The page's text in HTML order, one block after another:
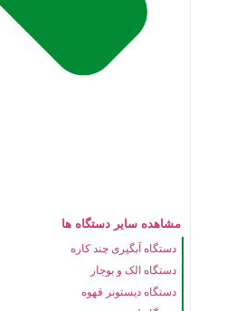
مشاهده سایر دستگاه ها
دستگاه آبگیری چند کاره
دستگاه الک و بوجار
دستگاه دیستونر قهوه